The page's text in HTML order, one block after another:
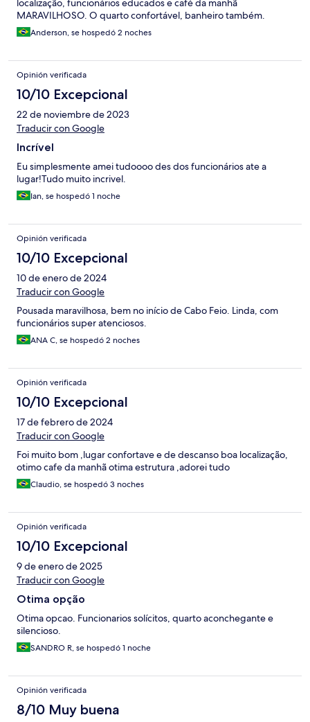
localização, funcionários educados e café da manhã
MARAVILHOSO. O quarto confortável, banheiro também.
Anderson, se hospedó 2 noches
Opinión verificada
10/10 Excepcional
22 de noviembre de 2023
Traducir con Google
Incrível
Eu simplesmente amei tudoooo des dos funcionários ate a
lugar!Tudo muito incrivel.
Ian, se hospedó 1 noche
Opinión verificada
10/10 Excepcional
10 de enero de 2024
Traducir con Google
Pousada maravilhosa, bem no início de Cabo Feio. Linda, com
funcionários super atenciosos.
ANA C, se hospedó 2 noches
Opinión verificada
10/10 Excepcional
17 de febrero de 2024
Traducir con Google
Foi muito bom ,lugar confortave e de descanso boa localização,
otimo cafe da manhã otima estrutura ,adorei tudo
Claudio, se hospedó 3 noches
Opinión verificada
10/10 Excepcional
9 de enero de 2025
Traducir con Google
Otima opção
Otima opcao. Funcionarios solícitos, quarto aconchegante e
silencioso.
SANDRO R, se hospedó 1 noche
Opinión verificada
8/10 Muy buena